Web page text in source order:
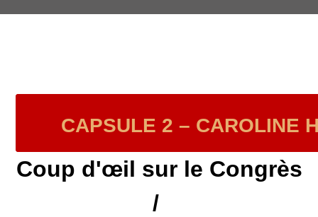
CAPSULE 2 – CAROLINE
Coup d'œil sur le Congrès
/